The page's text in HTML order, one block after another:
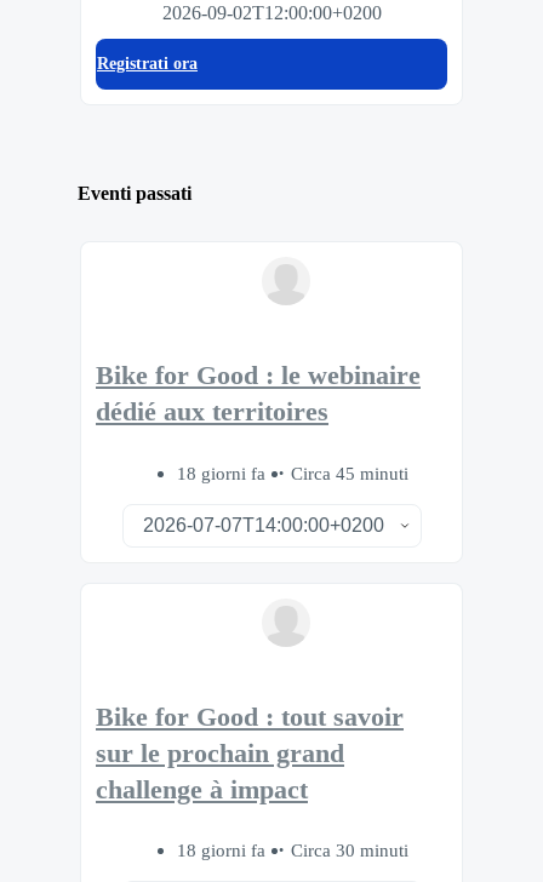
2026-09-02T12:00:00+0200
Registrati ora
Eventi passati
Bike for Good : le webinaire
dédié aux territoires
18 giorni fa Circa 45 minuti
Bike for Good : tout savoir
sur le prochain grand
challenge à impact
18 giorni fa Circa 30 minuti